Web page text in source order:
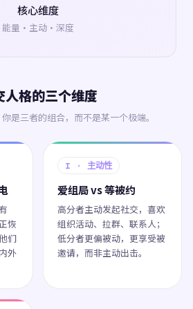
核心维度
能量·主动·深度
人格的三个维度
是三者的组合，而不是某一个极端。
恢
们
外
I · 主动性
爱组局 vs 等被约
高分者主动发起社交，喜欢
组织活动、拉群、联系人；
低分者更偏被动，更享受被
邀请，而非主动出击。